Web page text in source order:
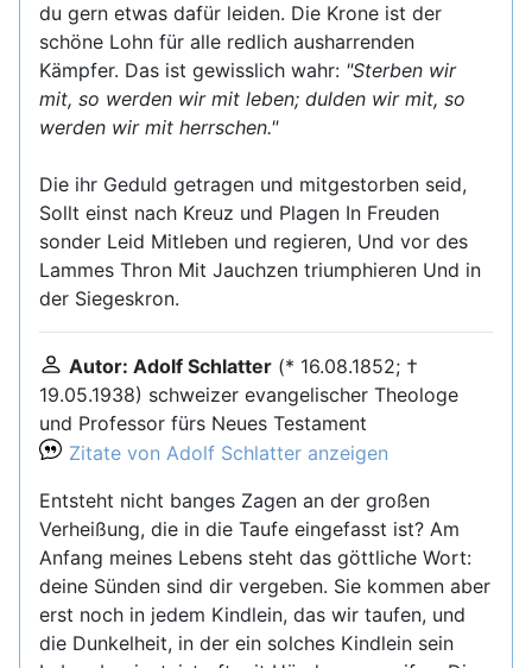
du gern etwas dafür leiden. Die Krone ist der
schöne Lohn für alle redlich ausharrenden
Kämpfer. Das ist gewisslich wahr: "Sterben wir
mit, so werden wir mit leben; dulden wir mit, so
werden wir mit herrschen."
Die ihr Geduld getragen und mitgestorben seid,
Sollt einst nach Kreuz und Plagen In Freuden
sonder Leid Mitleben und regieren, Und vor des
Lammes Thron Mit Jauchzen triumphieren Und in
der Siegeskron.
Autor: Adolf Schlatter (* 16.08.1852; †
19.05.1938) schweizer evangelischer Theologe
und Professor fürs Neues Testament
Zitate von Adolf Schlatter anzeigen
Entsteht nicht banges Zagen an der großen
Verheißung, die in die Taufe eingefasst ist? Am
Anfang meines Lebens steht das göttliche Wort:
deine Sünden sind dir vergeben. Sie kommen aber
erst noch in jedem Kindlein, das wir taufen, und
die Dunkelheit, in der ein solches Kindlein sein